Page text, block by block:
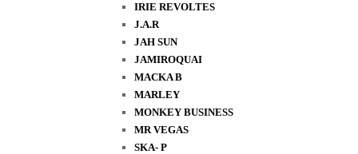
IRIE REVOLTES
J.A.R
JAH SUN
JAMIROQUAI
MACKA B
MARLEY
MONKEY BUSINESS
MR VEGAS
SKA- P